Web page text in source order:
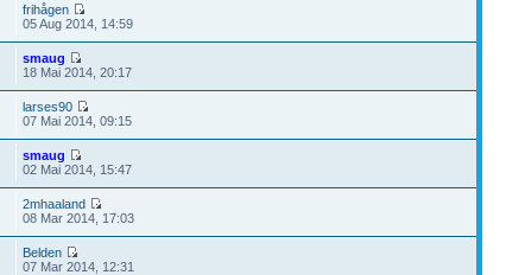
frihågen
05 Aug 2014, 14:59
smaug
18 Mai 2014, 20:17
larses90
07 Mai 2014, 09:15
smaug
02 Mai 2014, 15:47
2mhaaland
08 Mar 2014, 17:03
Belden
07 Mar 2014, 12:31